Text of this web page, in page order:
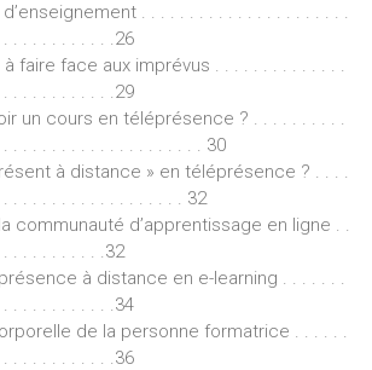
. . . . . . . . . . . . . . . . . . . . . .
. . . . . . . . . . .26
faire face aux imprévus . . . . . . . . . . . . . .
. . . . . . . . . . .29
un cours en téléprésence ? . . . . . . . . . .
. . . . . . . . . . . . . . . . . . . . 30
à distance » en téléprésence ? . . . .
. . . . . . . . . . . . . . . . . . 32
communauté d’apprentissage en ligne . .
. . . . . . . . . .32
à distance en e-learning . . . . . . .
. . . . . . . . . . .34
de la personne formatrice . . . . . .
. . . . . . . . . . .36